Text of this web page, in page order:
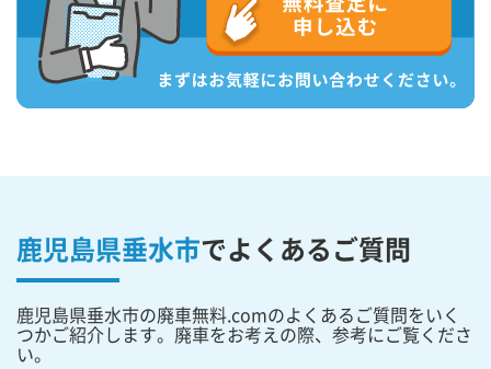
鹿児島県垂水市でよくあるご質問
鹿児島県垂水市の廃車無料.comのよくあるご質問をいく
つかご紹介します。廃車をお考えの際、参考にご覧くださ
い。